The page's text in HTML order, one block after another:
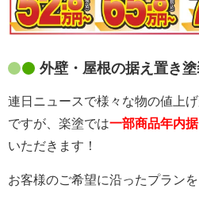
外壁・屋根の据え置き
連日ニュースで様々な物の値上
ですが、楽塗では一部商品年内
いただきます！
お客様のご希望に沿ったプランを